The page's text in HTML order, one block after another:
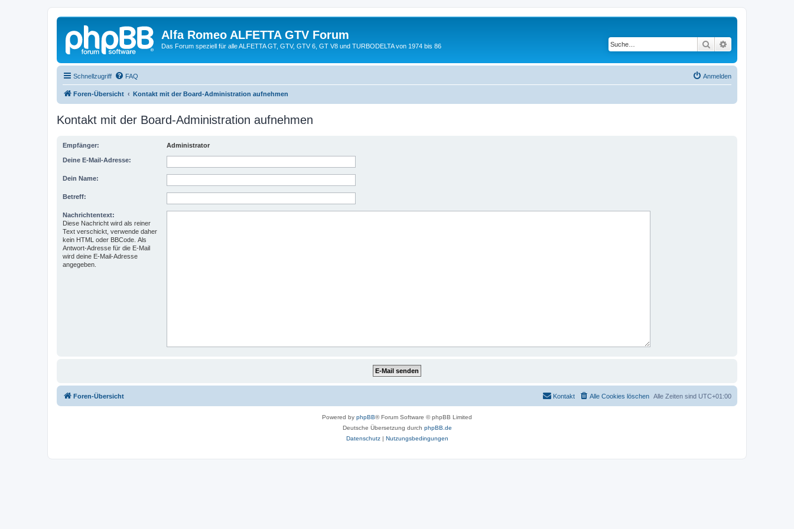
Alfa Romeo ALFETTA GTV Forum
Das Forum speziell für alle ALFETTA GT, GTV, GTV 6, GT V8 und TURBODELTA von 1974 bis 86 Suche
Schnellzugriff FAQ Anmelden
Foren-Übersicht Kontakt mit der Board-Administration aufnehmen
Kontakt mit der Board-Administration aufnehmen
Empfänger: Administrator
Deine E-Mail-Adresse:
Dein Name:
Betreff:
Nachrichtentext:
Diese Nachricht wird als reiner
Text verschickt, verwende daher
kein HTML oder BBCode. Als
Antwort-Adresse für die E-Mail
wird deine E-Mail-Adresse
angegeben.
Foren-Übersicht Alle Zeiten sind UTC+01:00
Alle Cookies löschen
Kontakt
Powered by phpBB® Forum Software © phpBB Limited
Deutsche Übersetzung durch phpBB.de
Datenschutz| Nutzungsbedingungen